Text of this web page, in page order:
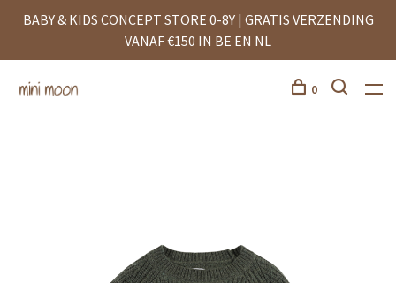
BABY & KIDS CONCEPT STORE 0-8Y | GRATIS VERZENDING
VANAF €150 IN BE EN NL
0